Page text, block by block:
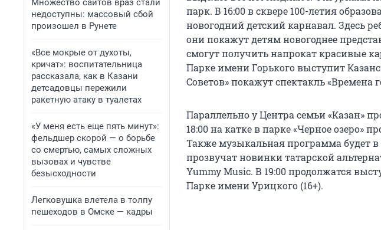
Множество сайтов враз стали
недоступны: массовый сбой
произошел в Рунете
«Все мокрые от духоты,
кричат»: воспитательница
рассказала, как в Казани
детсадовцы пережили
ракетную атаку в туалетах
«У меня есть еще пять минут»:
фельдшер скорой — о борьбе
со смертью, самых сложных
вызовах и чувстве
безысходности
Легковушка влетела в толпу
пешеходов в Омске — кадры
парк. В 16:00 в сквере 100-летия
новогодний детский карнавал. Здесь
они покажут детям новогоднее
смогут получить напрокат красивые
Парке имени Горького выступит
Советов» покажут спектакль «Времена
Параллельно у Центра семьи «Казан»
18:00 на катке в парке «Черное озеро»
Также музыкальная программа будет в
прозвучат новинки татарской
Yummy Music. В 19:00 продолжатся
Парке имени Урицкого (16+).